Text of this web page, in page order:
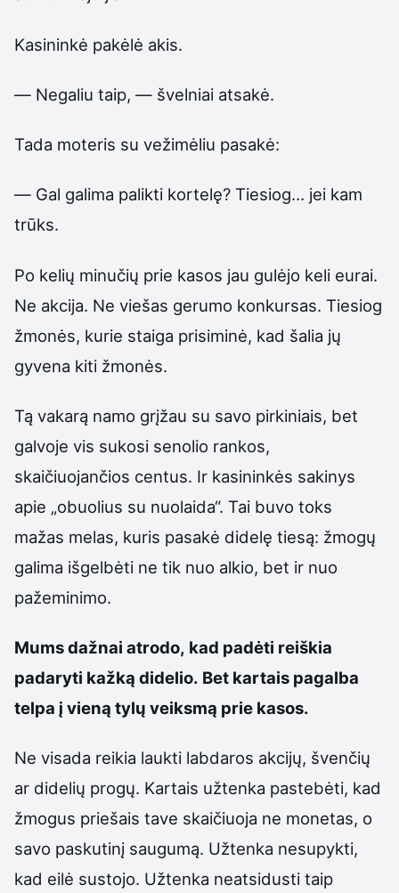
Kasininkė pakėlė akis.
— Negaliu taip, — švelniai atsakė.
Tada moteris su vežimėliu pasakė:
— Gal galima palikti kortelę? Tiesiog… jei kam
trūks.
Po kelių minučių prie kasos jau gulėjo keli eurai.
Ne akcija. Ne viešas gerumo konkursas. Tiesiog
žmonės, kurie staiga prisiminė, kad šalia jų
gyvena kiti žmonės.
Tą vakarą namo grįžau su savo pirkiniais, bet
galvoje vis sukosi senolio rankos,
skaičiuojančios centus. Ir kasininkės sakinys
apie „obuolius su nuolaida“. Tai buvo toks
mažas melas, kuris pasakė didelę tiesą: žmogų
galima išgelbėti ne tik nuo alkio, bet ir nuo
pažeminimo.
Mums dažnai atrodo, kad padėti reiškia
padaryti kažką didelio. Bet kartais pagalba
telpa į vieną tylų veiksmą prie kasos.
Ne visada reikia laukti labdaros akcijų, švenčių
ar didelių progų. Kartais užtenka pastebėti, kad
žmogus priešais tave skaičiuoja ne monetas, o
savo paskutinį saugumą. Užtenka nesupykti,
kad eilė sustojo. Užtenka neatsidusti taip